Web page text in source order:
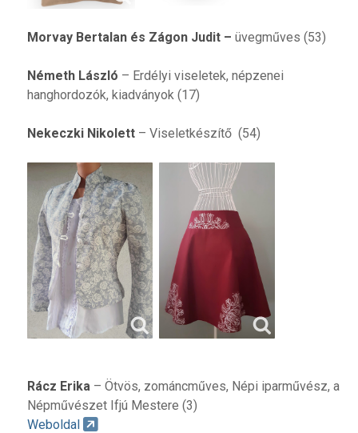
Morvay Bertalan és Zágon Judit – üvegműves (53)
Németh László – Erdélyi viseletek, népzenei
hanghordozók, kiadványok (17)
Nekeczki Nikolett– Viseletkészítő (54)
Rácz Erika – Ötvös, zománcműves, Népi iparművész, a
Népművészet Ifjú Mestere (3)
Weboldal